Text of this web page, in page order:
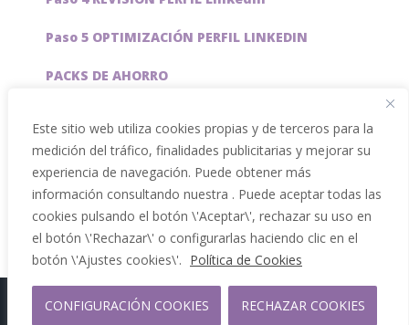
Este sitio web utiliza cookies propias y de terceros para la
medición del tráfico, finalidades publicitarias y mejorar su
experiencia de navegación. Puede obtener más
información consultando nuestra . Puede aceptar todas las
cookies pulsando el botón \'Aceptar\', rechazar su uso en
el botón \'Rechazar\' o configurarlas haciendo clic en el
botón \'Ajustes cookies\'. Política de Cookies
CONFIGURACIÓN COOKIES RECHAZAR COOKIES
Paso 5 OPTIMIZACIÓN PERFIL LINKEDIN
PACKS DE AHORRO
Servicios especiales
Copyright 2012 - 2026 |